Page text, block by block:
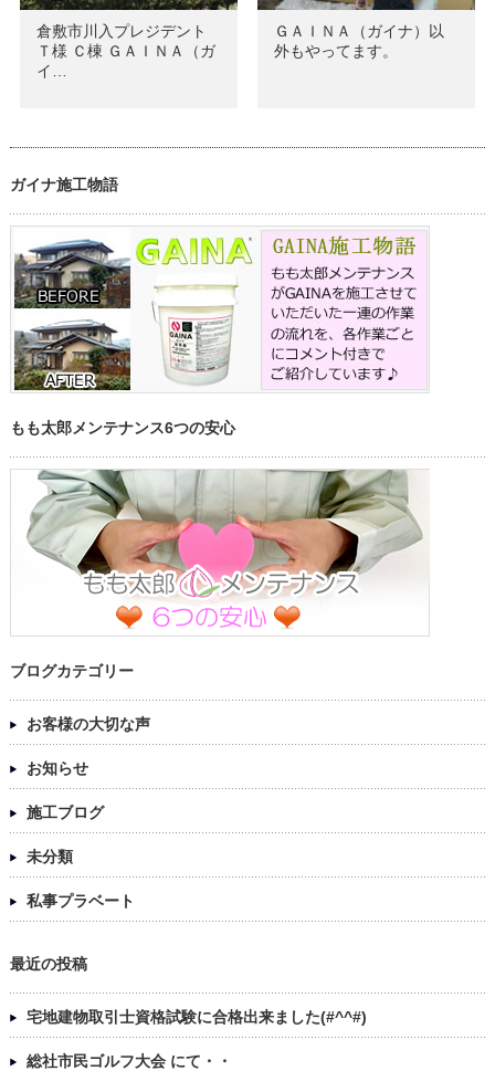
倉敷市川入プレジデント
Ｔ様 Ｃ棟 ＧＡＩＮＡ（ガ
イ…
ＧＡＩＮＡ（ガイナ）以
外もやってます。
ガイナ施工物語
もも太郎メンテナンス6つの安心
ブログカテゴリー
お客様の大切な声
お知らせ
施工ブログ
未分類
私事プラベート
最近の投稿
宅地建物取引士資格試験に合格出来ました(#^^#)
総社市民ゴルフ大会 にて・・